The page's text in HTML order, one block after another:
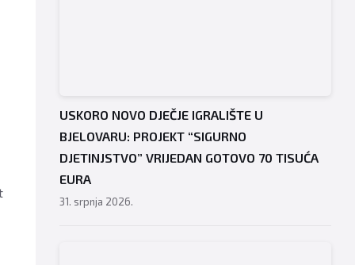
USKORO NOVO DJEČJE IGRALIŠTE U
BJELOVARU: PROJEKT “SIGURNO
DJETINJSTVO” VRIJEDAN GOTOVO 70 TISUĆA
EURA
31. srpnja 2026.